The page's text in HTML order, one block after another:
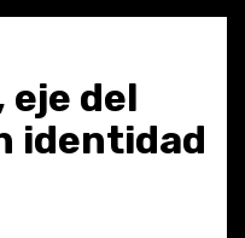
eje del
identidad